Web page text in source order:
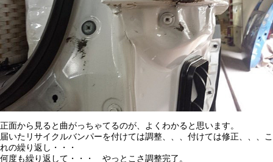
正面から見ると曲がっちゃてるのが、よくわかると思います。
届いたリサイクルバンパーを付けては調整、、、付けては修正、、、こ
れの繰り返し・・・
何度も繰り返して・・・ やっとこさ調整完了。